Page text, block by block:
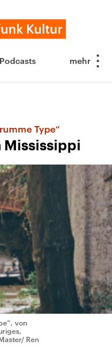
Podcasts
Type“
Mississippi
von
Ren